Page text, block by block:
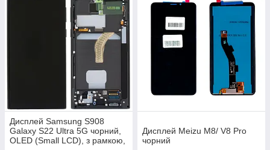
Дисплей Samsung S908
Galaxy S22 Ultra 5G чорний,
OLED (Small LCD), з рамкою,
Дисплей Meizu M8/ V8 Pro
чорний